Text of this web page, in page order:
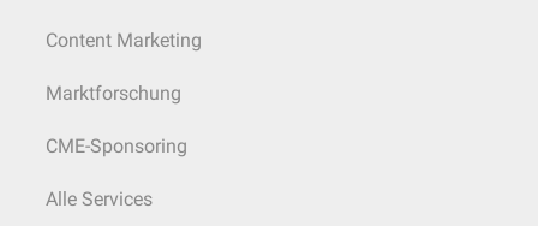
Content Marketing
Marktforschung
CME-Sponsoring
Alle Services